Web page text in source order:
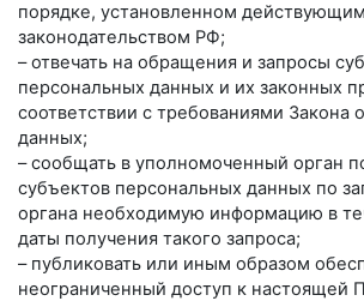
порядке, установленном действующим
законодательством РФ;
– отвечать на обращения и запросы
персональных данных и их законных
соответствии с требованиями Закона
данных;
– сообщать в уполномоченный орган
субъектов персональных данных по
органа необходимую информацию в
даты получения такого запроса;
– публиковать или иным образом
неограниченный доступ к настоящей